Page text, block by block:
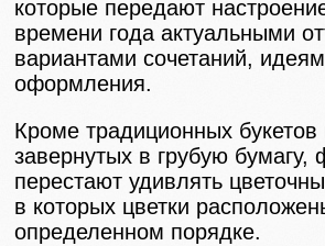
которые передают
времени года актуальными
вариантами сочетаний,
оформления.
Кроме традиционных букетов
завернутых в грубую бумагу,
перестают удивлять
в которых цветки
определенном порядке.